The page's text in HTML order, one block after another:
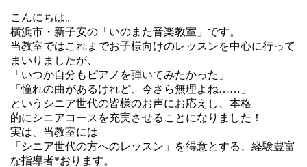
こんにちは。
横浜市・新子安の「いのまた音楽教室」です。
当教室ではこれまでお子様向けのレッスンを中心に行って
まいりましたが、
「いつか自分もピアノを弾いてみたかった」
「憧れの曲があるけれど、今さら無理よね……」
というシニア世代の皆様のお声にお応えし、本格
的にシニアコースを充実させることになりました！
実は、当教室には
「シニア世代の方へのレッスン」を得意とする、経験豊富
な指導者*おります。